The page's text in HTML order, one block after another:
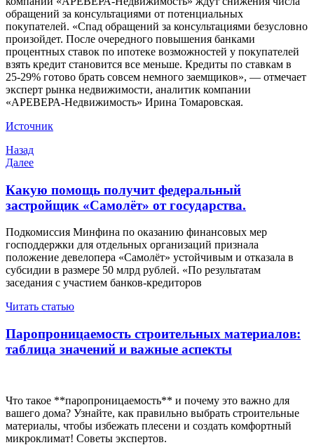
обращений за консультациями от потенциальных
покупателей. «Спад обращений за консультациями безусловно
произойдет. После очередного повышения банками
процентных ставок по ипотеке возможностей у покупателей
взять кредит становится все меньше. Кредиты по ставкам в
25-29% готово брать совсем немного заемщиков», — отмечает
эксперт рынка недвижимости, аналитик компании
«АРЕВЕРА-Недвижимость» Ирина Томаровская.
Источник
Навигация
по
записям
Предыдущая
запись
Назад
Следующая
Далее
Какую помощь получит федеральный
застройщик «Самолёт» от государства.
Подкомиссия Минфина по оказанию финансовых мер
господдержки для отдельных организаций признала
положение девелопера «Самолёт» устойчивым и отказала в
субсидии в размере 50 млрд рублей. «По результатам
заседания с участием банков-кредиторов
Читать статью
Паропроницаемость строительных материалов:
таблица значений и важные аспекты
Что такое **паропроницаемость** и почему это важно для
вашего дома? Узнайте, как правильно выбрать строительные
материалы, чтобы избежать плесени и создать комфортный
микроклимат! Советы экспертов.